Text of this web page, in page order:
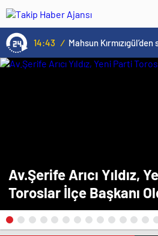
14:43 /
Av.Şerife Arıcı Yıldız,
Toroslar İlçe Başkanı